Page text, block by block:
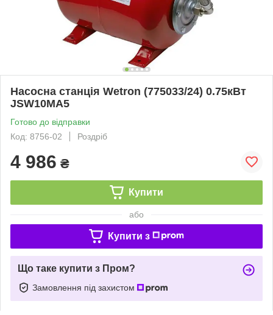
Насосна станція Wetron (775033/24) 0.75кВт
JSW10MА5
Готово до відправки
Код: 8756-02
Роздріб
4 986 ₴
Купити
або
Купити з
Що таке купити з Пром?
Замовлення під захистом